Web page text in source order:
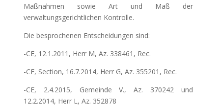
Maßnahmen sowie Art und Maß der
verwaltungsgerichtlichen Kontrolle.
Die besprochenen Entscheidungen sind:
-CE, 12.1.2011, Herr M, Az. 338461, Rec.
-CE, Section, 16.7.2014, Herr G, Az. 355201, Rec.
-CE, 2.4.2015, Gemeinde V., Az. 370242 und
12.2.2014, Herr L, Az. 352878